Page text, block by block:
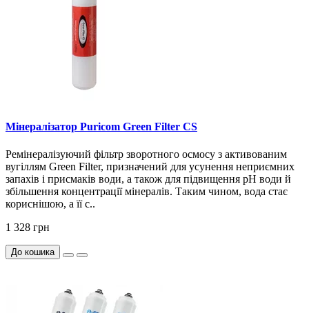
Мінералізатор Puricom Green Filter CS
Ремінералізуючий фільтр зворотного осмосу з активованим
вугіллям Green Filter, призначений для усунення неприємних
запахів і присмаків води, а також для підвищення pH води й
збільшення концентрації мінералів. Таким чином, вода стає
кориснішою, а її с..
1 328 грн
До кошика